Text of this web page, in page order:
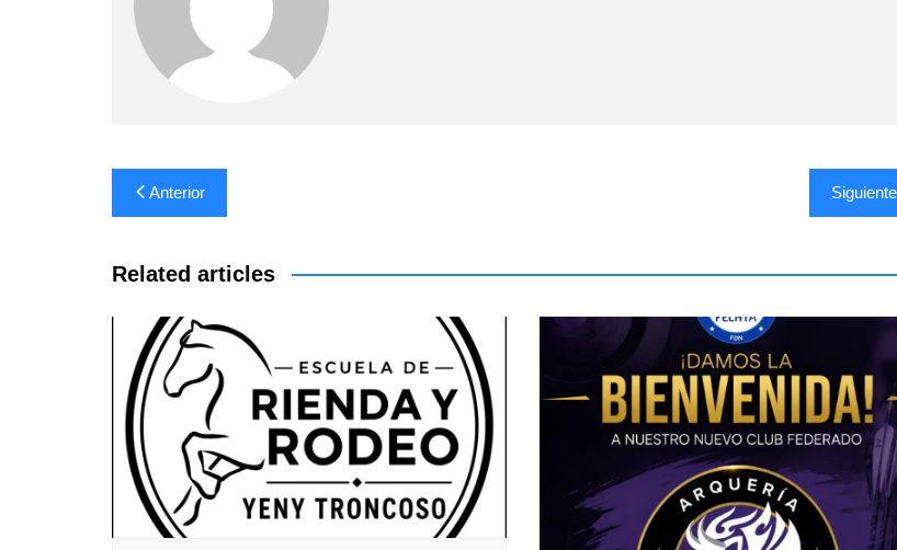
Navegación
de
entradas
Anterior Siguiente
Related articles